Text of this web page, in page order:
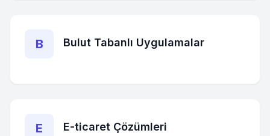
B Bulut Tabanlı Uygulamalar
E E-ticaret Çözümleri